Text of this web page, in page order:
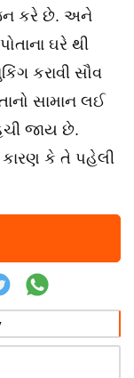
કરે છે. અને
ઘરે થી
કરાવી સૌવ
સામાન લઈ
જાય છે.
કે તે પહેલી